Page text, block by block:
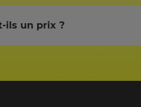
ils un prix ?